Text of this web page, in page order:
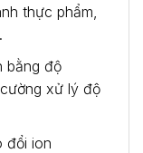
thực phẩm,
bằng độ
xử lý độ
đổi ion